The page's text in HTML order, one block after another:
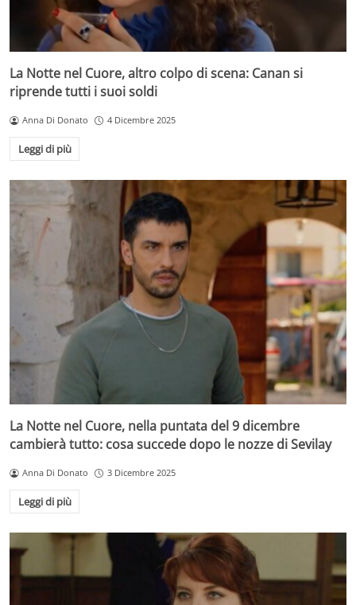
La Notte nel Cuore, altro colpo di scena: Canan si
riprende tutti i suoi soldi
Anna Di Donato 4 Dicembre 2025
Leggi di più
La Notte nel Cuore, nella puntata del 9 dicembre
cambierà tutto: cosa succede dopo le nozze di Sevilay
Anna Di Donato 3 Dicembre 2025
Leggi di più